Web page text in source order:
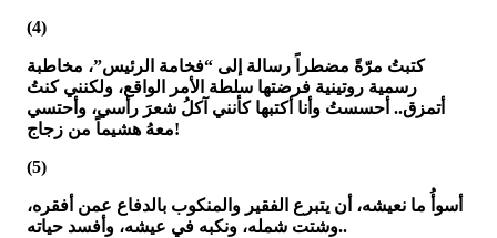
(4)
كتبتُ مرّةً مضطراً رسالة إلى “فخامة الرئيس”، مخاطبة
رسمية روتينية فرضتها سلطة الأمر الواقع، ولكنني كنتُ
أتمزق.. أحسستُ وأنا أكتبها كأنني آكلُ شعرَ رأسي، وأحتسي
معهُ هشيماً من زجاج!
(5)
أسوأُ ما نعيشه، أن يتبرع الفقير والمنكوب بالدفاع عمن أفقره،
وشتت شمله، ونكبه في عيشه، وأفسد حياته..